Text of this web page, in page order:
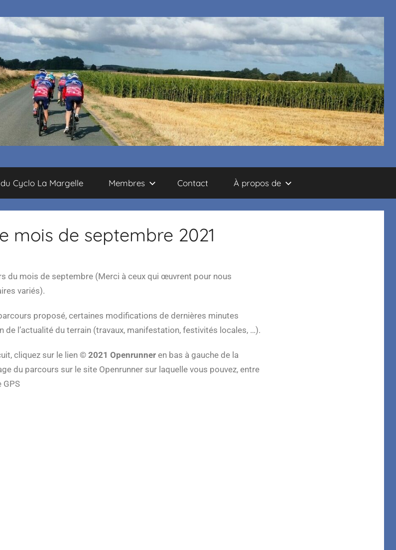
Cyclo La Margelle Membres Contact À propos de
mois de septembre 2021
du mois de septembre (Merci à ceux qui œuvrent pour nous
variés).
proposé, certaines modifications de dernières minutes
l’actualité du terrain (travaux, manifestation, festivités locales, …).
cliquez sur le lien © 2021 Openrunner en bas à gauche de la
du parcours sur le site Openrunner sur laquelle vous pouvez, entre
GPS